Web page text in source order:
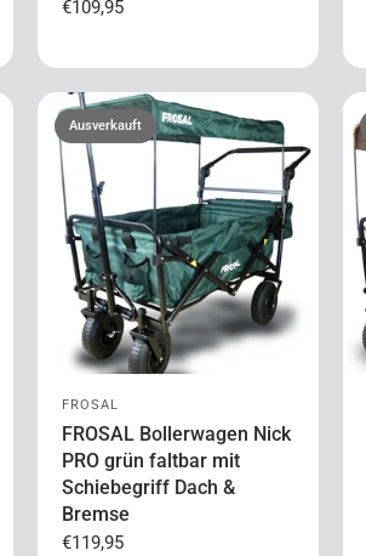
€109,95
Ausverkauft
FROSAL
FROSAL Bollerwagen Nick
PRO grün faltbar mit
Schiebegriff Dach &
Bremse
€119,95